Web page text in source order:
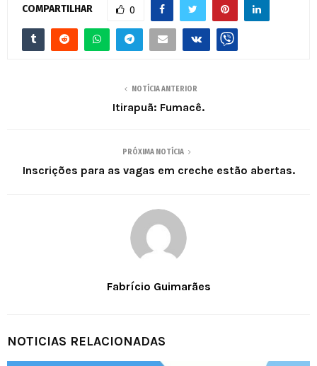
COMPARTILHAR 0
NOTÍCIA ANTERIOR
Itirapuã: Fumacê.
PRÓXIMA NOTÍCIA
Inscrições para as vagas em creche estão abertas.
Fabrício Guimarães
NOTICIAS RELACIONADAS